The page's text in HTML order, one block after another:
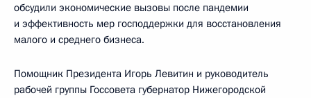
обсудили экономические вызовы после пандемии
и эффективность мер господдержки для восстановления
малого и среднего бизнеса.
Помощник Президента Игорь Левитин и руководитель
рабочей группы Госсовета губернатор Нижегородской